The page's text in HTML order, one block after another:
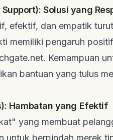
Solusi yang
efektif, dan empatik
memiliki pengaruh
. Kemampuan
bantuan yang tulus
Hambatan yang Efektif
yang membuat